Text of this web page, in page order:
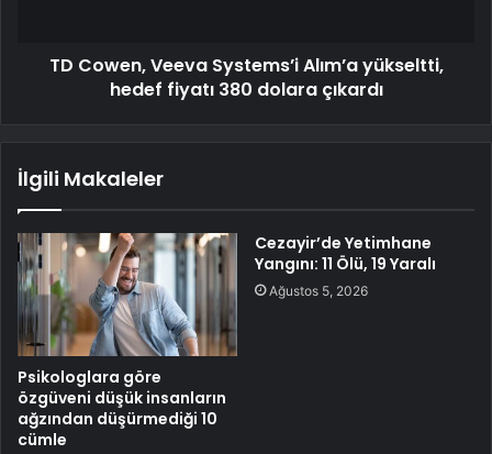
TD Cowen, Veeva Systems’i Alım’a yükseltti,
hedef fiyatı 380 dolara çıkardı
İlgili Makaleler
Psikologlara göre
özgüveni düşük insanların
ağzından düşürmediği 10
cümle
Cezayir’de Yetimhane
Yangını: 11 Ölü, 19 Yaralı
Ağustos 5, 2026